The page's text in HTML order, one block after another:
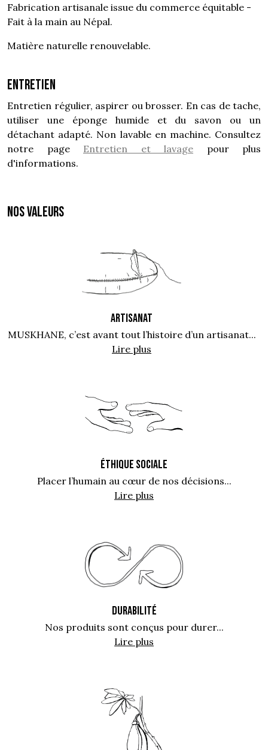
Fabrication artisanale issue du commerce équitable -
Fait à la main au Népal.
Matière naturelle renouvelable.
Entretien
Entretien régulier, aspirer ou brosser. En cas de tache,
utiliser une éponge humide et du savon ou un
détachant adapté. Non lavable en machine. Consultez
notre page Entretien et lavage pour plus
d'informations.
NOS VALEURS
ARTISANAT
MUSKHANE, c’est avant tout l’histoire d’un artisanat...
Lire plus
ÉTHIQUE SOCIALE
Placer l’humain au cœur de nos décisions...
Lire plus
DURABILITÉ
Nos produits sont conçus pour durer...
Lire plus